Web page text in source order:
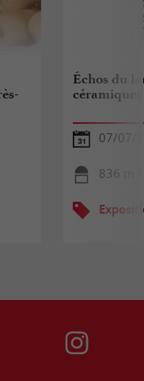
Échos du
07/07/
836 m -